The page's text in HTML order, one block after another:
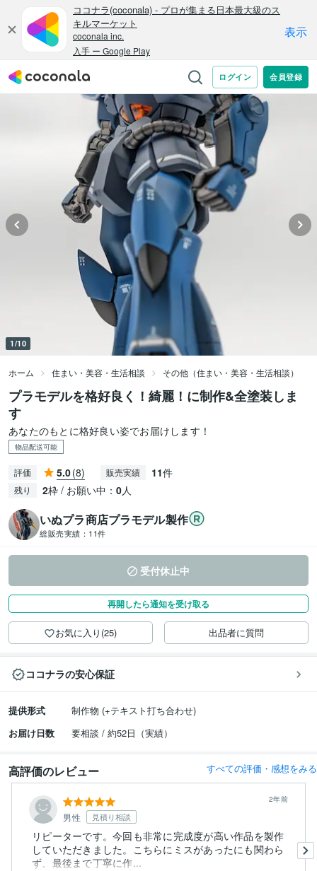
1/10
ホーム 住まい・美容・生活相談 その他（住まい・美容・生活相談）
プラモデルを格好良く！綺麗！に制作&全塗装しま
す
あなたのもとに格好良い姿でお届けします！
物品配送可能
評価 5.0(8) 販売実績 11件
残り 2枠 / お願い中： 0人
いぬプラ商店プラモデル製作
総販売実績： 11件
受付休止中
再開したら通知を受け取る
お気に入り(25) 出品者に質問
ココナラの安心保証
提供形式
制作物 (+テキスト打ち合わせ)
お届け日数
要相談 / 約52日（実績）
高評価のレビュー すべての評価・感想をみる
男性 見積り相談
2年前
リピーターです。今回も非常に完成度が高い作品を製作
していただきました。こちらにミスがあったにも関わら
ず、最後まで丁寧に作...